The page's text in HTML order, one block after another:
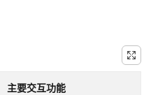
主要交互功能